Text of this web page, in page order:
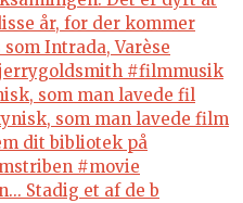
som man lavede fil
Stadig et af de b